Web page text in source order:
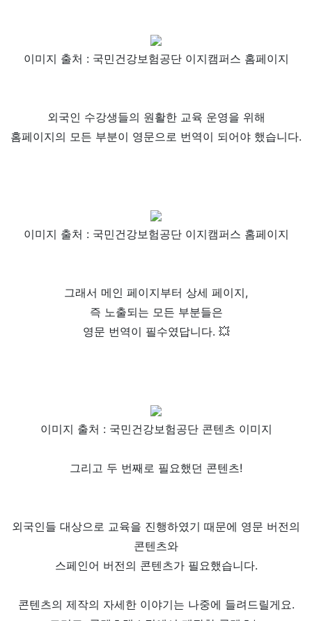
이미지 출처 : 국민건강보험공단 이지캠퍼스 홈페이지
외국인 수강생들의 원활한 교육 운영을 위해
홈페이지의 모든 부분이 영문으로 번역이 되어야 했습니다.
이미지 출처 : 국민건강보험공단 이지캠퍼스 홈페이지
그래서 메인 페이지부터 상세 페이지,
즉 노출되는 모든 부분들은
영문 번역이 필수였답니다. 💥
이미지 출처 : 국민건강보험공단 콘텐츠 이미지
그리고 두 번째로 필요했던 콘텐츠!
외국인들 대상으로 교육을 진행하였기 때문에 영문 버전의
콘텐츠와
스페인어 버전의 콘텐츠가 필요했습니다.
콘텐츠의 제작의 자세한 이야기는 나중에 들려드릴게요.